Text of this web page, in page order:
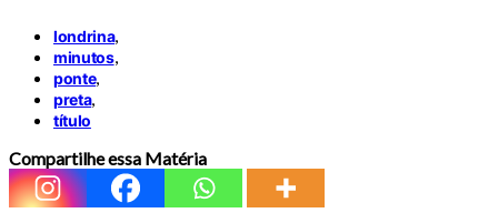
londrina,
minutos,
ponte,
preta,
título
Compartilhe essa Matéria